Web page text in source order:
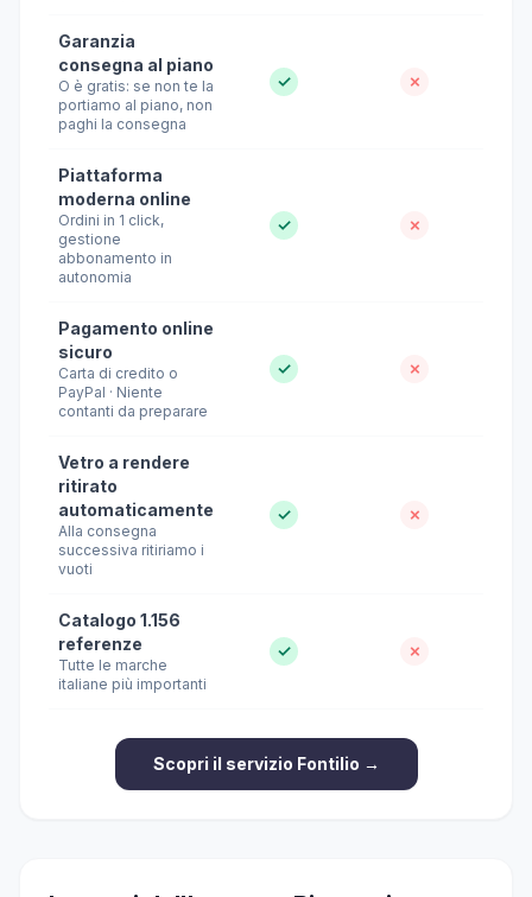
Garanzia
consegna al piano
O è gratis: se non te la
portiamo al piano, non
paghi la consegna
✓ ✗
Piattaforma
moderna online
Ordini in 1 click,
gestione
abbonamento in
autonomia
✓ ✗
Pagamento online
sicuro
Carta di credito o
PayPal · Niente
contanti da preparare
✓ ✗
Vetro a rendere
ritirato
automaticamente
Alla consegna
successiva ritiriamo i
vuoti
✓ ✗
Catalogo 1.156
referenze
Tutte le marche
italiane più importanti
✓ ✗
Scopri il servizio Fontilio →